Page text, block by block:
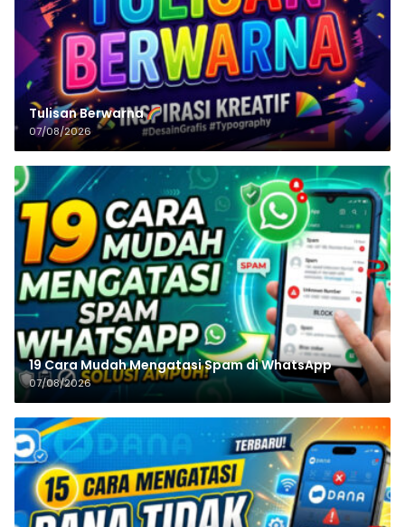
Tulisan‌‌‌‌‌‌‌‌‌‌‌‌‌‌‌‌ Berwarna
07/08/2026
19 Cara Mudah Mengatasi Spam di WhatsApp
07/08/2026